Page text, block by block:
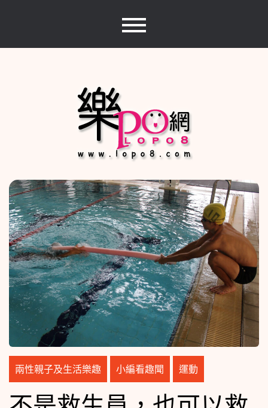
樂PO網
分享你的樂事，樂PO吧~
兩性親子及生活樂趣 小編看趣聞 運動